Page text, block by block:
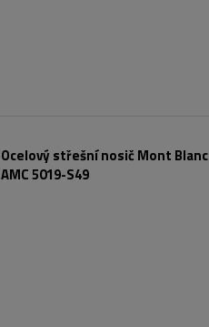
Ocelový střešní nosič Mont Blanc
AMC 5019-S49